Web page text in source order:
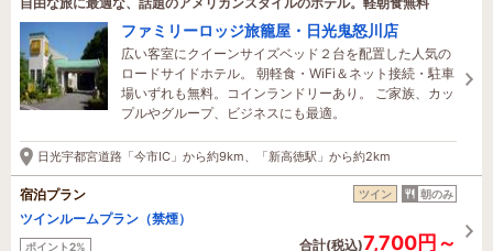
ファミリーロッジ旅籠屋・日光鬼怒川店
広い客室にクイーンサイズベッド２台を配置した人気の
ロードサイドホテル。 朝軽食・WiFi＆ネット接続・駐車
場いずれも無料。コインランドリーあり。 ご家族、カッ
プルやグループ、ビジネスにも最適。
日光宇都宮道路「今市IC」から約9km、「新高徳駅」から約2km
宿泊プラン ツイン 朝のみ
ツインルームプラン（禁煙）
ポイント2% 合計(税込)7,700円～